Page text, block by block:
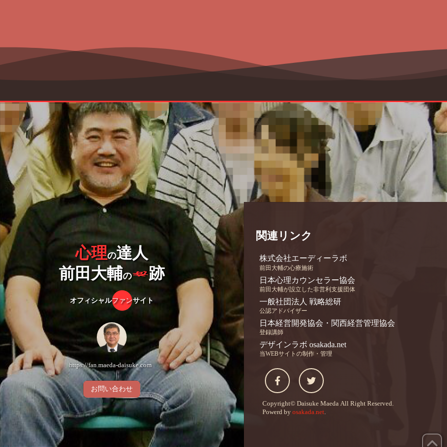
心理の達人
前田大輔の奇跡
オフィシャルファンサイト
https://fan.maeda-daisuke.com
お問い合わせ
関連リンク
株式会社エーディーラボ
前田大輔の心療施術
日本心理カウンセラー協会
前田大輔が設立した非営利支援団体
一般社団法人 戦略総研
公認アドバイザー
日本経営開発協会・関西経営管理協会
登録講師
デザインラボ osakada.net
当WEBサイトの制作・管理
Copyright© Daisuke Maeda All Right Reserved.
Powerd by osakada.net.